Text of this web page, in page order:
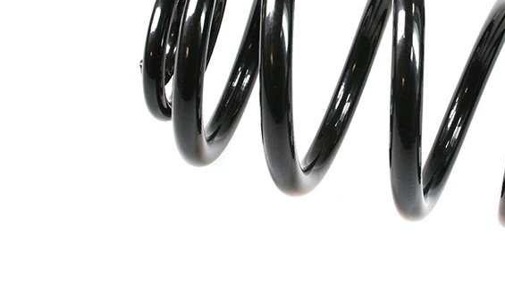
Doplňkový
výrobek/
doplňkové
bez
pouzdra
Označení
žlutá
(4x)
11,30